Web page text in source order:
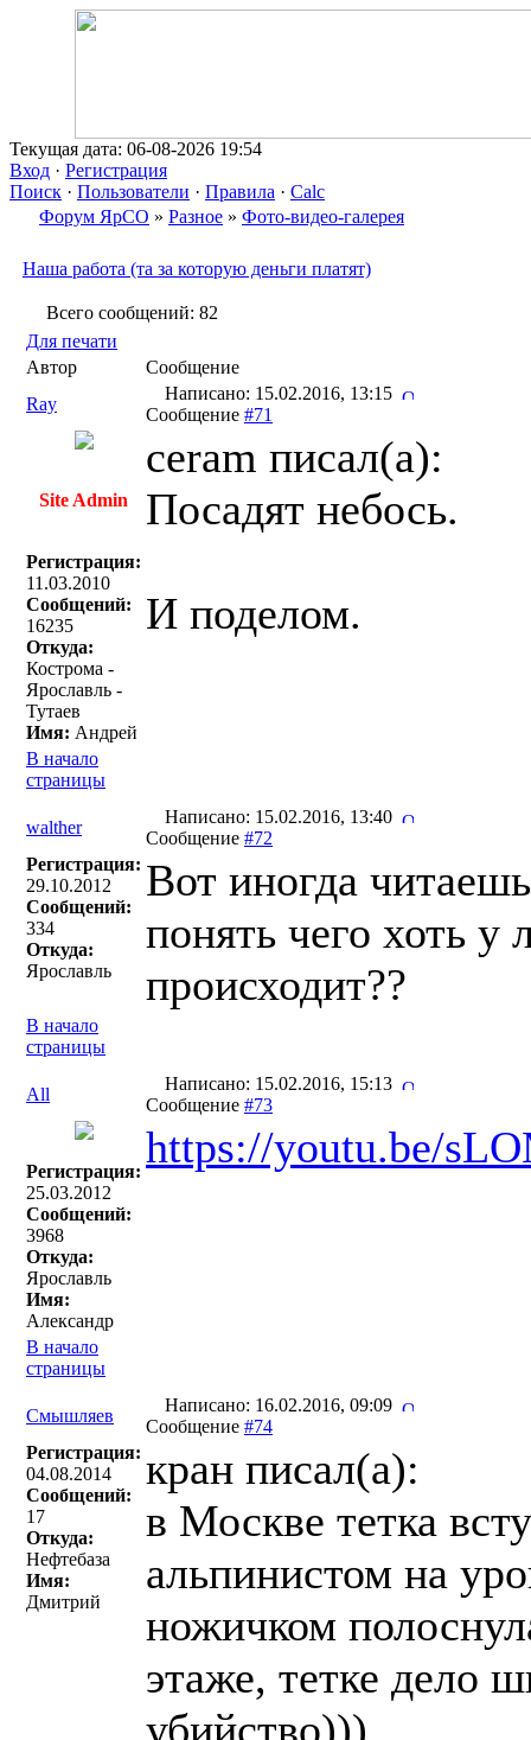
Текущая дата: 06-08-2026 19:54
Вход · Регистрация
Поиск · Пользователи · Правила · Calc
Форум ЯрСО » Разное » Фото-видео-галерея
Наша работа (та за которую деньги платят)
Всего сообщений: 82
Для печати
Автор
Сообщение
Ray
Написано: 15.02.2016, 13:15
Сообщение #71
Site Admin
Регистрация:
11.03.2010
Сообщений:
16235
Откуда:
Кострома -
Ярославль -
Тутаев
Имя: Андрей
ceram писал(a):
Посадят небось.
И поделом.
В начало
страницы
walther
Написано: 15.02.2016, 13:40
Сообщение #72
Регистрация:
29.10.2012
Сообщений:
334
Откуда:
Ярославль
Вот иногда
понять чего хоть у
происходит??
В начало
страницы
All
Написано: 15.02.2016, 15:13
Сообщение #73
Регистрация:
25.03.2012
Сообщений:
3968
Откуда:
Ярославль
Имя:
Александр
https://youtu.be/
В начало
страницы
Смышляев
Написано: 16.02.2016, 09:09
Сообщение #74
Регистрация:
04.08.2014
Сообщений:
17
Откуда:
Нефтебаза
Имя:
Дмитрий
кран писал(a):
в Москве тетка
альпинистом на
ножичком
этаже, тетке дело
убийство)))